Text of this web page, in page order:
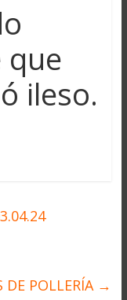
ileso.
DE POLLERÍA →